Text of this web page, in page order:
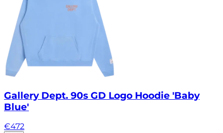
Gallery Dept. 90s GD Logo Hoodie 'Baby
Blue'
€472